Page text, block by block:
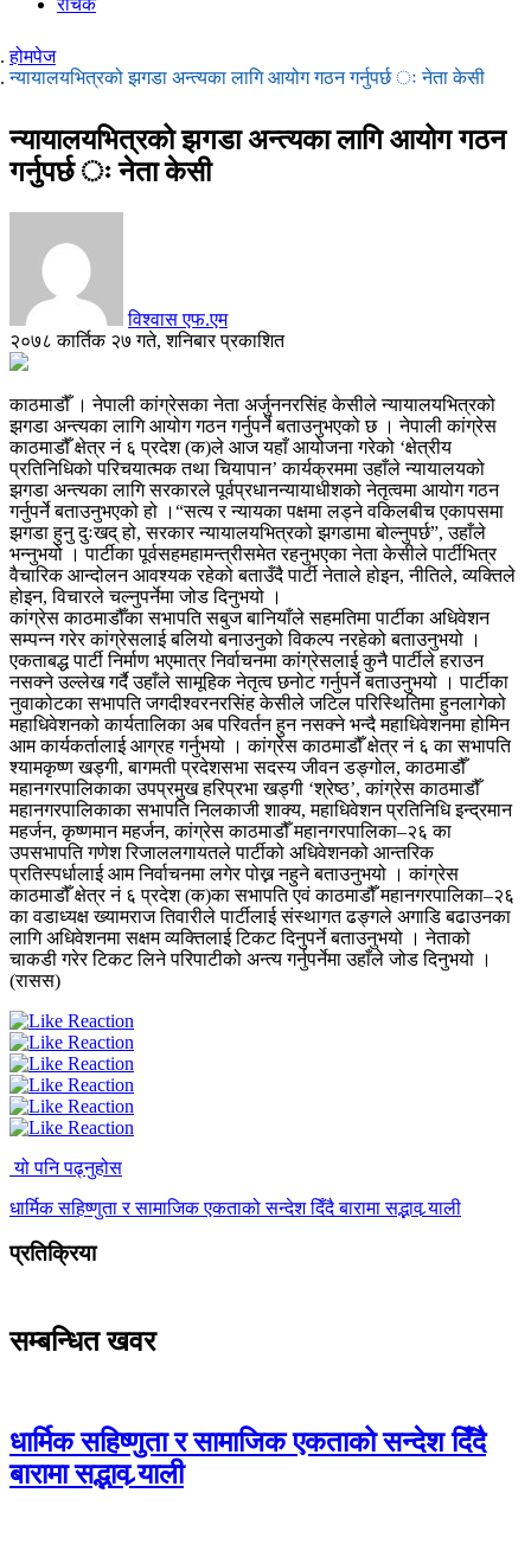
रोचक
होमपेज
न्यायालयभित्रको झगडा अन्त्यका लागि आयोग गठन गर्नुपर्छ ः नेता केसी
न्यायालयभित्रको झगडा अन्त्यका लागि आयोग गठन
गर्नुपर्छ ः नेता केसी
विश्वास एफ.एम
२०७८ कार्तिक २७ गते, शनिबार प्रकाशित
काठमाडौँ । नेपाली कांग्रेसका नेता अर्जुननरसिंह केसीले न्यायालयभित्रको
झगडा अन्त्यका लागि आयोग गठन गर्नुपर्ने बताउनुभएको छ । नेपाली कांग्रेस
काठमाडौँ क्षेत्र नं ६ प्रदेश (क)ले आज यहाँ आयोजना गरेको ‘क्षेत्रीय
प्रतिनिधिको परिचयात्मक तथा चियापान’ कार्यक्रममा उहाँले न्यायालयको
झगडा अन्त्यका लागि सरकारले पूर्वप्रधानन्यायाधीशको नेतृत्वमा आयोग गठन
गर्नुपर्ने बताउनुभएको हो ।“सत्य र न्यायका पक्षमा लड्ने वकिलबीच एकापसमा
झगडा हुनु दुःखद् हो, सरकार न्यायालयभित्रको झगडामा बोल्नुपर्छ”, उहाँले
भन्नुभयो । पार्टीका पूर्वसहमहामन्त्रीसमेत रहनुभएका नेता केसीले पार्टीभित्र
वैचारिक आन्दोलन आवश्यक रहेको बताउँदै पार्टी नेताले होइन, नीतिले, व्यक्तिले
होइन, विचारले चल्नुपर्नेमा जोड दिनुभयो ।
कांग्रेस काठमाडौँका सभापति सबुज बानियाँले सहमतिमा पार्टीका अधिवेशन
सम्पन्न गरेर कांग्रेसलाई बलियो बनाउनुको विकल्प नरहेको बताउनुभयो ।
एकताबद्ध पार्टी निर्माण भएमात्र निर्वाचनमा कांग्रेसलाई कुनै पार्टीले हराउन
नसक्ने उल्लेख गर्दै उहाँले सामूहिक नेतृत्व छनोट गर्नुपर्ने बताउनुभयो । पार्टीका
नुवाकोटका सभापति जगदीश्वरनरसिंह केसीले जटिल परिस्थितिमा हुनलागेको
महाधिवेशनको कार्यतालिका अब परिवर्तन हुन नसक्ने भन्दै महाधिवेशनमा होमिन
आम कार्यकर्तालाई आग्रह गर्नुभयो । कांग्रेस काठमाडौँ क्षेत्र नं ६ का सभापति
श्यामकृष्ण खड्गी, बागमती प्रदेशसभा सदस्य जीवन डङ्गोल, काठमाडौँ
महानगरपालिकाका उपप्रमुख हरिप्रभा खड्गी ‘श्रेष्ठ’, कांग्रेस काठमाडौँ
महानगरपालिकाका सभापति निलकाजी शाक्य, महाधिवेशन प्रतिनिधि इन्द्रमान
महर्जन, कृष्णमान महर्जन, कांग्रेस काठमाडौँ महानगरपालिका–२६ का
उपसभापति गणेश रिजाललगायतले पार्टीको अधिवेशनको आन्तरिक
प्रतिस्पर्धालाई आम निर्वाचनमा लगेर पोख्न नहुने बताउनुभयो । कांग्रेस
काठमाडौँ क्षेत्र नं ६ प्रदेश (क)का सभापति एवं काठमाडौँ महानगरपालिका–२६
का वडाध्यक्ष ख्यामराज तिवारीले पार्टीलाई संस्थागत ढङ्गले अगाडि बढाउनका
लागि अधिवेशनमा सक्षम व्यक्तिलाई टिकट दिनुपर्ने बताउनुभयो । नेताको
चाकडी गरेर टिकट लिने परिपाटीको अन्त्य गर्नुपर्नेमा उहाँले जोड दिनुभयो ।
(रासस)
यो पनि पढ्नुहोस
धार्मिक सहिष्णुता र सामाजिक एकताको सन्देश दिँदै बारामा सद्भाव र्‍याली
प्रतिक्रिया
सम्बन्धित खवर
धार्मिक सहिष्णुता र सामाजिक एकताको सन्देश दिँदै
बारामा सद्भाव र्‍याली